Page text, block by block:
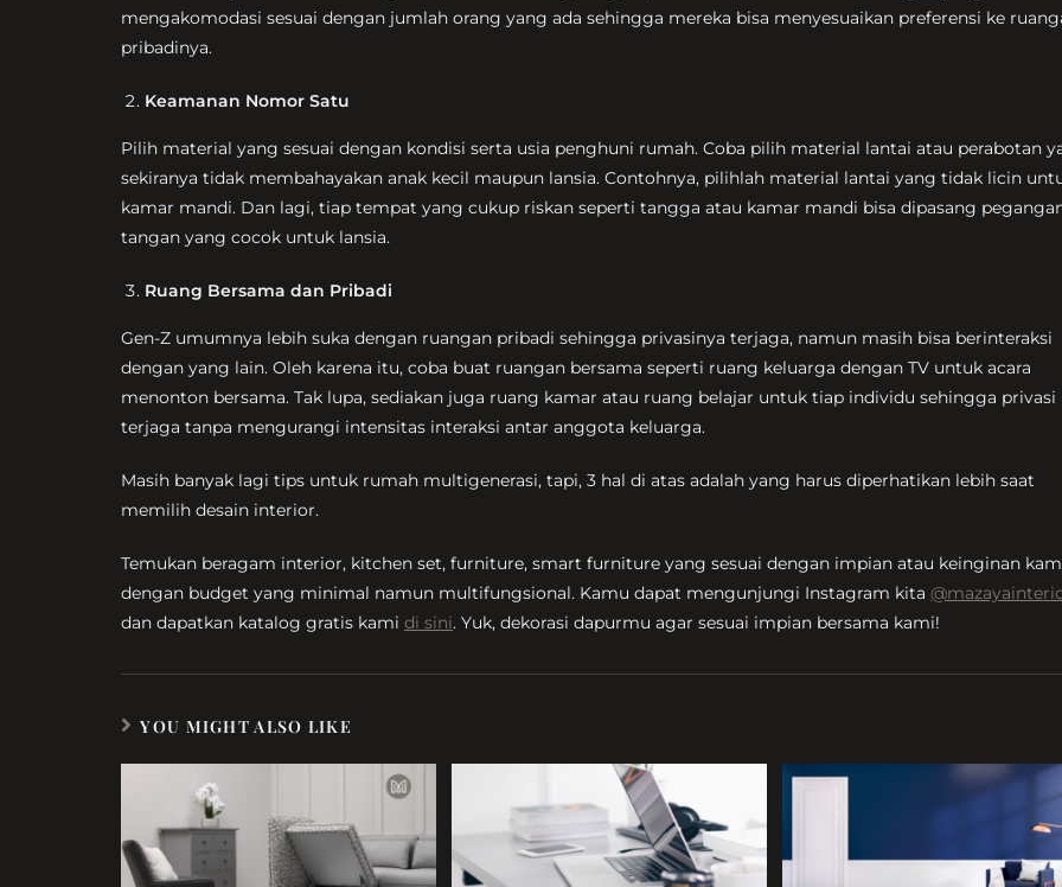
mengakomodasi sesuai dengan jumlah orang yang ada sehingga mereka bisa menyesuaikan preferensi ke
pribadinya.
Keamanan Nomor Satu
Pilih material yang sesuai dengan kondisi serta usia penghuni rumah. Coba pilih material lantai atau perabotan
sekiranya tidak membahayakan anak kecil maupun lansia. Contohnya, pilihlah material lantai yang tidak licin
kamar mandi. Dan lagi, tiap tempat yang cukup riskan seperti tangga atau kamar mandi bisa dipasang
tangan yang cocok untuk lansia.
Ruang Bersama dan Pribadi
Gen-Z umumnya lebih suka dengan ruangan pribadi sehingga privasinya terjaga, namun masih bisa berinteraksi
dengan yang lain. Oleh karena itu, coba buat ruangan bersama seperti ruang keluarga dengan TV untuk acara
menonton bersama. Tak lupa, sediakan juga ruang kamar atau ruang belajar untuk tiap individu sehingga privasi
terjaga tanpa mengurangi intensitas interaksi antar anggota keluarga.
Masih banyak lagi tips untuk rumah multigenerasi, tapi, 3 hal di atas adalah yang harus diperhatikan lebih saat
memilih desain interior.
Temukan beragam interior, kitchen set, furniture, smart furniture yang sesuai dengan impian atau keinginan
dengan budget yang minimal namun multifungsional. Kamu dapat mengunjungi Instagram kita
dan dapatkan katalog gratis kami di sini. Yuk, dekorasi dapurmu agar sesuai impian bersama kami!
YOU MIGHT ALSO LIKE